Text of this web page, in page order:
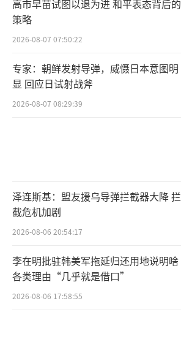
高市早苗试图以退为进 和平表态背后的
策略
2026-08-07 07:50:22
专家：朝鲜发射导弹，威慑日本意图明
显 回应日试射战斧
2026-08-07 08:29:39
泽连斯基：盟友援乌导弹拦截器大降 拦
截危机加剧
2026-08-06 20:54:17
李在明批驻韩美军拖延归还用地说明啥
各类理由“几乎就是借口”
2026-08-06 17:58:55